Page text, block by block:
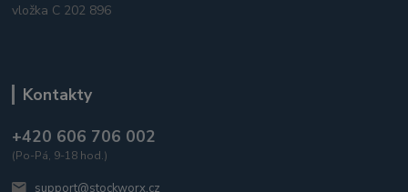
vložka C 202 896
Kontakty
+420 606 706 002
(Po-Pá, 9-18 hod.)
support@stockworx.cz